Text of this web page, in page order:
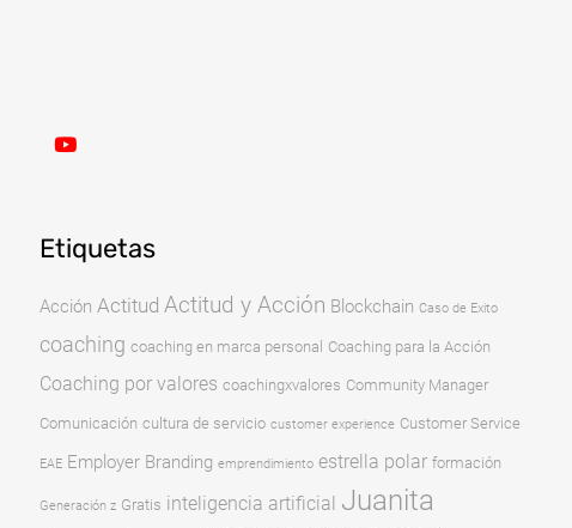
Etiquetas
Acción Actitud Actitud y Acción Blockchain Caso de Exito
coaching coaching en marca personal Coaching para la Acción
Coaching por valores coachingxvalores Community Manager
Comunicación cultura de servicio customer experience Customer Service
EAE Employer Branding emprendimiento estrella polar formación
Generación z Gratis inteligencia artificial Juanita